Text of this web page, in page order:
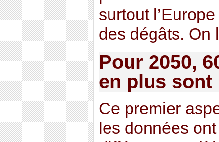
surtout
des dégâts. On
Pour 2050,
en plus sont
Ce premier
les données